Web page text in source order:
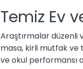
Temiz Ev
Araştırmalar düzenli
masa, kirli mutfak ve
ve okul performansı